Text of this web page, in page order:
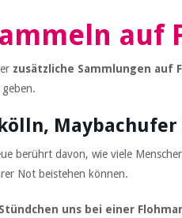
auf
zusätzliche Sammlungen auf
Maybachufer
berührt davon, wie viele
Not beistehen können.
uns bei einer